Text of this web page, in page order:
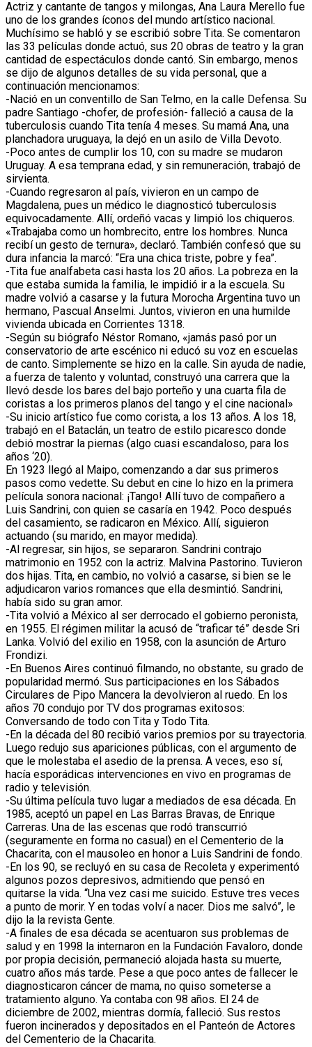
Actriz y cantante de tangos y milongas, Ana Laura Merello fue
uno de los grandes íconos del mundo artístico nacional.
Muchísimo se habló y se escribió sobre Tita. Se comentaron
las 33 películas donde actuó, sus 20 obras de teatro y la gran
cantidad de espectáculos donde cantó. Sin embargo, menos
se dijo de algunos detalles de su vida personal, que a
continuación mencionamos:
-Nació en un conventillo de San Telmo, en la calle Defensa. Su
padre Santiago -chofer, de profesión- falleció a causa de la
tuberculosis cuando Tita tenía 4 meses. Su mamá Ana, una
planchadora uruguaya, la dejó en un asilo de Villa Devoto.
-Poco antes de cumplir los 10, con su madre se mudaron
Uruguay. A esa temprana edad, y sin remuneración, trabajó de
sirvienta.
-Cuando regresaron al país, vivieron en un campo de
Magdalena, pues un médico le diagnosticó tuberculosis
equivocadamente. Allí, ordeñó vacas y limpió los chiqueros.
«Trabajaba como un hombrecito, entre los hombres. Nunca
recibí un gesto de ternura», declaró. También confesó que su
dura infancia la marcó: “Era una chica triste, pobre y fea”.
-Tita fue analfabeta casi hasta los 20 años. La pobreza en la
que estaba sumida la familia, le impidió ir a la escuela. Su
madre volvió a casarse y la futura Morocha Argentina tuvo un
hermano, Pascual Anselmi. Juntos, vivieron en una humilde
vivienda ubicada en Corrientes 1318.
-Según su biógrafo Néstor Romano, «jamás pasó por un
conservatorio de arte escénico ni educó su voz en escuelas
de canto. Simplemente se hizo en la calle. Sin ayuda de nadie,
a fuerza de talento y voluntad, construyó una carrera que la
llevó desde los bares del bajo porteño y una cuarta fila de
coristas a los primeros planos del tango y el cine nacional»
-Su inicio artístico fue como corista, a los 13 años. A los 18,
trabajó en el Bataclán, un teatro de estilo picaresco donde
debió mostrar la piernas (algo cuasi escandaloso, para los
años ‘20).
En 1923 llegó al Maipo, comenzando a dar sus primeros
pasos como vedette. Su debut en cine lo hizo en la primera
película sonora nacional: ¡Tango! Allí tuvo de compañero a
Luis Sandrini, con quien se casaría en 1942. Poco después
del casamiento, se radicaron en México. Allí, siguieron
actuando (su marido, en mayor medida).
-Al regresar, sin hijos, se separaron. Sandrini contrajo
matrimonio en 1952 con la actriz. Malvina Pastorino. Tuvieron
dos hijas. Tita, en cambio, no volvió a casarse, si bien se le
adjudicaron varios romances que ella desmintió. Sandrini,
había sido su gran amor.
-Tita volvió a México al ser derrocado el gobierno peronista,
en 1955. El régimen militar la acusó de “traficar té” desde Sri
Lanka. Volvió del exilio en 1958, con la asunción de Arturo
Frondizi.
-En Buenos Aires continuó filmando, no obstante, su grado de
popularidad mermó. Sus participaciones en los Sábados
Circulares de Pipo Mancera la devolvieron al ruedo. En los
años 70 condujo por TV dos programas exitosos:
Conversando de todo con Tita y Todo Tita.
-En la década del 80 recibió varios premios por su trayectoria.
Luego redujo sus apariciones públicas, con el argumento de
que le molestaba el asedio de la prensa. A veces, eso sí,
hacía esporádicas intervenciones en vivo en programas de
radio y televisión.
-Su última película tuvo lugar a mediados de esa década. En
1985, aceptó un papel en Las Barras Bravas, de Enrique
Carreras. Una de las escenas que rodó transcurrió
(seguramente en forma no casual) en el Cementerio de la
Chacarita, con el mausoleo en honor a Luis Sandrini de fondo.
-En los 90, se recluyó en su casa de Recoleta y experimentó
algunos pozos depresivos, admitiendo que pensó en
quitarse la vida. “Una vez casi me suicido. Estuve tres veces
a punto de morir. Y en todas volví a nacer. Dios me salvó”, le
dijo la la revista Gente.
-A finales de esa década se acentuaron sus problemas de
salud y en 1998 la internaron en la Fundación Favaloro, donde
por propia decisión, permaneció alojada hasta su muerte,
cuatro años más tarde. Pese a que poco antes de fallecer le
diagnosticaron cáncer de mama, no quiso someterse a
tratamiento alguno. Ya contaba con 98 años. El 24 de
diciembre de 2002, mientras dormía, falleció. Sus restos
fueron incinerados y depositados en el Panteón de Actores
del Cementerio de la Chacarita.